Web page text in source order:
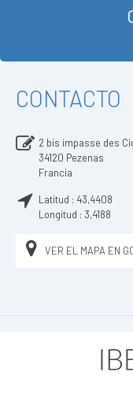
CONTACTO
2 bis impasse des
34120 Pezenas
Francia
Latitud : 43,4408
Longitud : 3,4188
VER EL MAPA EN